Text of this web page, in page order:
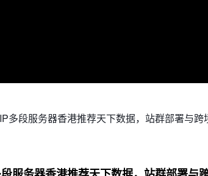
多段服务器香港推荐天下数据，站群部署与跨